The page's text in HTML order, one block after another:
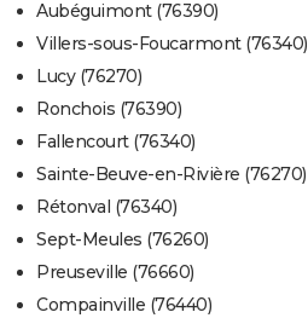
Aubéguimont (76390)
Villers-sous-Foucarmont (76340)
Lucy (76270)
Ronchois (76390)
Fallencourt (76340)
Sainte-Beuve-en-Rivière (76270)
Rétonval (76340)
Sept-Meules (76260)
Preuseville (76660)
Compainville (76440)